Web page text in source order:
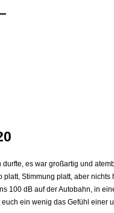
es war großartig und
platt, Stimmung platt, aber
100 dB auf der Autobahn, in
ein wenig das Gefühl einer